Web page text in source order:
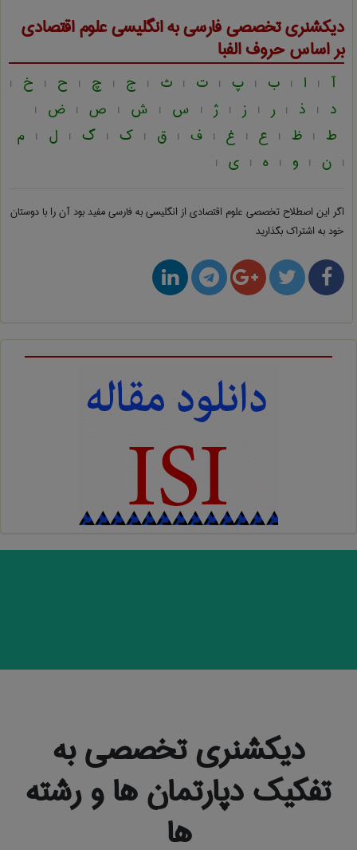
دیکشنری تخصصی فارسی به انگلیسیعلوم اقتصادی
بر اساس حروف الفبا
آ | ا | ب | پ | ت | ث | ج | چ | ح | خ |
د | ذ | ر | ز | ژ | س | ش | ص | ض |
ط | ظ | ع | غ | ف | ق | ک | گ | ل | م
| ن | و | ه | ی |
اگر این اصطلاح تخصصی علوم اقتصادی از انگلیسی به فارسیمفید بود آن را با دوستان
خود به اشتراک بگذارید
دیکشنری تخصصی به
تفکیک دپارتمان ها و رشته
ها